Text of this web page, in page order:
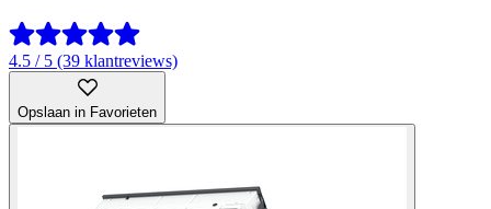
4.5 / 5 (39 klantreviews)
Opslaan in Favorieten